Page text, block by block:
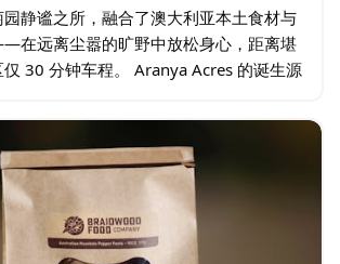
静谧之所，融合了澳大利亚本土食材与
在远离尘嚣的旷野中放松身心，距离堪
30 分钟车程。 Aranya Acres 的诞生源